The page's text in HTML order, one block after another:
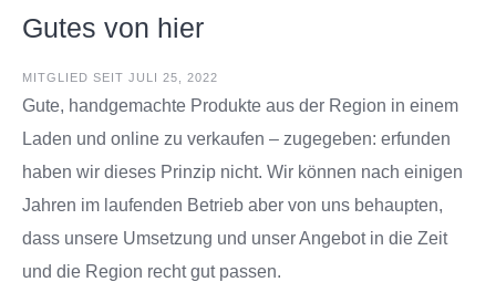
Gutes von hier
MITGLIED SEIT JULI 25, 2022
Gute, handgemachte Produkte aus der Region in einem
Laden und online zu verkaufen – zugegeben: erfunden
haben wir dieses Prinzip nicht. Wir können nach einigen
Jahren im laufenden Betrieb aber von uns behaupten,
dass unsere Umsetzung und unser Angebot in die Zeit
und die Region recht gut passen.